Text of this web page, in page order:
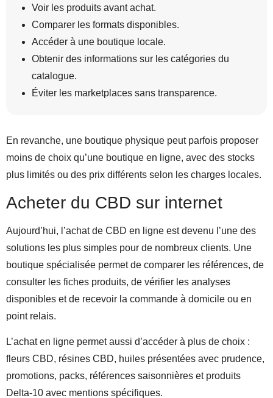
Voir les produits avant achat.
Comparer les formats disponibles.
Accéder à une boutique locale.
Obtenir des informations sur les catégories du
catalogue.
Éviter les marketplaces sans transparence.
En revanche, une boutique physique peut parfois proposer
moins de choix qu’une boutique en ligne, avec des stocks
plus limités ou des prix différents selon les charges locales.
Acheter du CBD sur internet
Aujourd’hui, l’achat de CBD en ligne est devenu l’une des
solutions les plus simples pour de nombreux clients. Une
boutique spécialisée permet de comparer les références, de
consulter les fiches produits, de vérifier les analyses
disponibles et de recevoir la commande à domicile ou en
point relais.
L’achat en ligne permet aussi d’accéder à plus de choix :
fleurs CBD, résines CBD, huiles présentées avec prudence,
promotions, packs, références saisonnières et produits
Delta-10 avec mentions spécifiques.